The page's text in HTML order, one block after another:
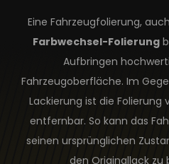
Eine Fahrzeugfolierung,
Farbwechsel-Folierung
Aufbringen
Fahrzeugoberfläche. Im
Lackierung ist die Folierung
entfernbar. So kann das
seinen ursprünglichen
den Originallack